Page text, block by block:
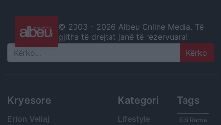
© 2003 - 2026 Albeu Online Media. Të
gjitha të drejtat janë të rezervuara!
Search
Kryesore
Erion Veliaj
Kategori
Lifestyle
Tags
Edi Rama